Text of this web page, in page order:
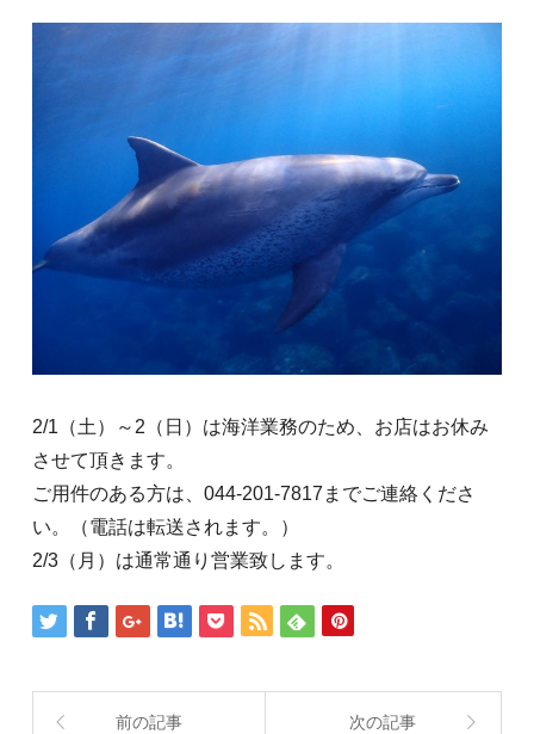
2/1（土）～2（日）は海洋業務のため、お店はお休み
させて頂きます。
ご用件のある方は、044-201-7817までご連絡くださ
い。（電話は転送されます。）
2/3（月）は通常通り営業致します。
前の記事 次の記事